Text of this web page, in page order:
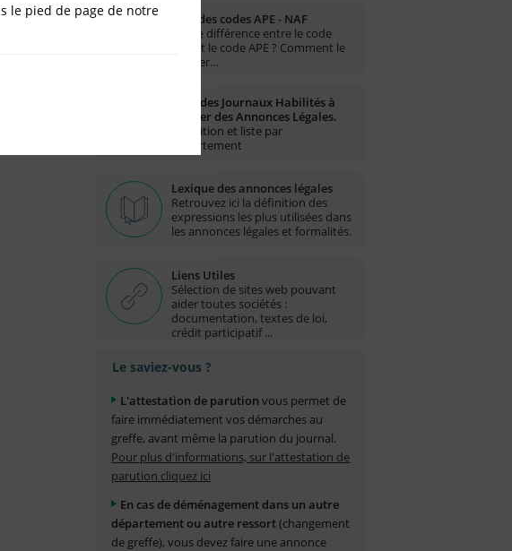
Liste des codes APE - NAF
Quelle différence entre le code
NAF et le code APE ? Comment le
trouver…
Liste des Journaux Habilités à
publier des Annonces Légales.
Définition et liste par
département
Lexique des annonces légales
Retrouvez ici la définition des
expressions les plus utilisées dans
les annonces légales et formalités.
Liens Utiles
Sélection de sites web pouvant
aider toutes sociétés :
documentation, textes de loi,
crédit participatif ...
Le saviez-vous ?
L'attestation de parution vous permet de
faire immédiatement vos démarches au
greffe, avant même la parution du journal.
Pour plus d'informations, sur l'attestation de
parution cliquez ici
En cas de déménagement dans un autre
département ou autre ressort(changement
de greffe), vous devez faire une annonce
le pied de page de notre